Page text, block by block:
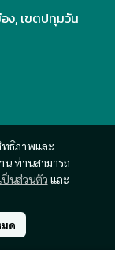
ทธิภาพและ
น ท่านสามารถ
ป็นส่วนตัว และ
ด
ง, เขตปทุมวัน